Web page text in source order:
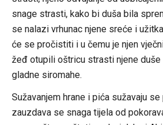
snage strasti, kako bi duša bila
se nalazi vrhunac njene sreće i
će se pročistiti i u čemu je njen
žeđ otupili oštricu strasti njene duše
gladne siromahe.
Sužavanjem hrane i pića sužavaju
zauzdava se snaga tijela od